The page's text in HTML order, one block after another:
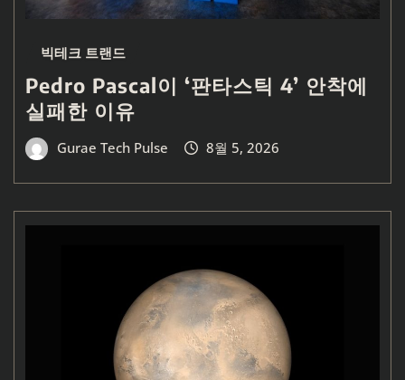
빅테크 트랜드
Pedro Pascal이 ‘판타스틱 4’ 안착에
실패한 이유
Gurae Tech Pulse 8월 5, 2026